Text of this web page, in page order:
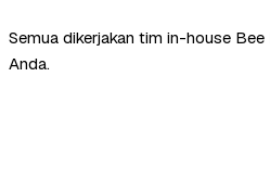
Semua dikerjakan tim in-house
Anda.